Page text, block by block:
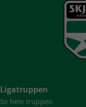
Ligatruppen
Se hele truppen